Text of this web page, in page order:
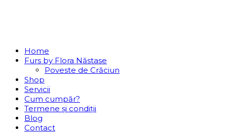
Home
Furs by Flora Năstase
Poveste de Crăciun
Shop
Servicii
Cum cumpăr?
Termene și condiții
Blog
Contact